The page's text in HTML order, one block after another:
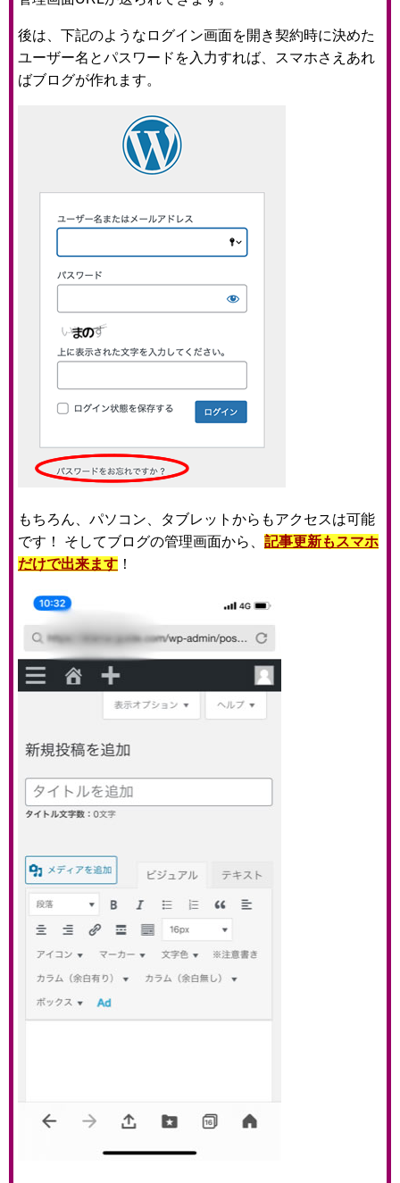
後は、下記のようなログイン画面を開き契約時に決めた
ユーザー名とパスワードを入力すれば、スマホさえあれ
ばブログが作れます。
もちろん、パソコン、タブレットからもアクセスは可能
です！ そしてブログの管理画面から、 記事更新もスマホ
だけで出来ます ！